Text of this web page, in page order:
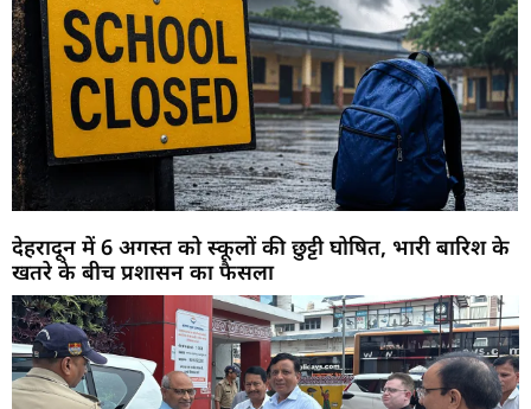
देहरादून में 6 अगस्त को स्कूलों की छुट्टी घोषित, भारी बारिश के
खतरे के बीच प्रशासन का फैसला